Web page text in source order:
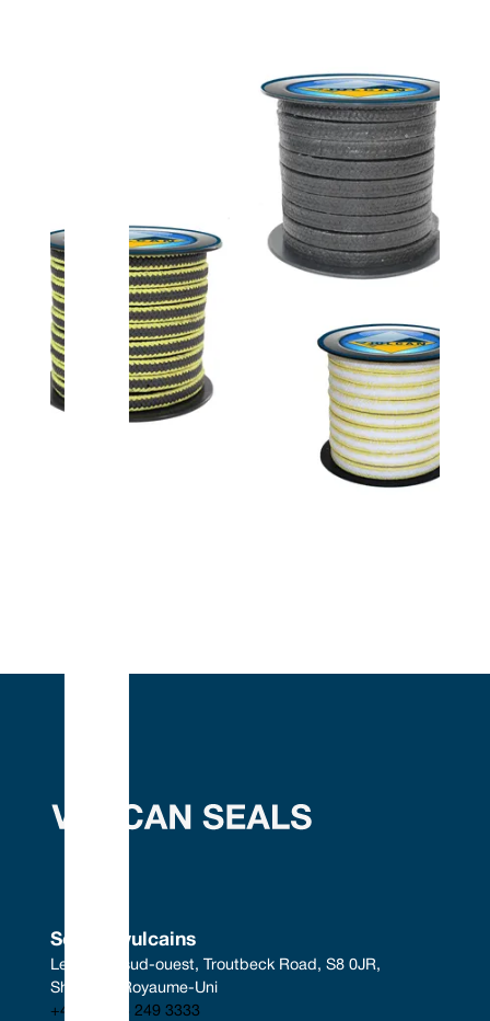
Sceaux vulcains
Le centre sud-ouest, Troutbeck Road, S8 0JR,
Sheffield, Royaume-Uni
+44 (0) 114 249 3333